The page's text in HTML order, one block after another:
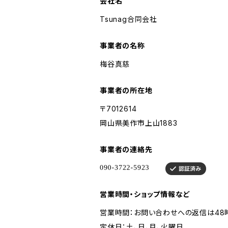
Tsunag合同会社
事業者の名称
梅谷真慈
事業者の所在地
〒7012614
岡山県美作市上山1883
事業者の連絡先
営業時間・ショップ情報など
営業時間：お問い合わせへの返信は48